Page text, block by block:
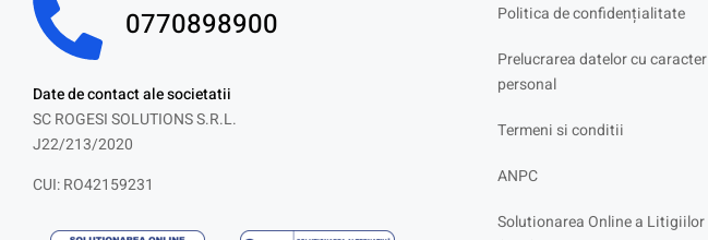
0770898900
Date de contact ale societatii
SC ROGESI SOLUTIONS S.R.L.
J22/213/2020
CUI: RO42159231
Politica de confidențialitate
Prelucrarea datelor cu caracter
personal
Termeni si conditii
ANPC
Solutionarea Online a Litigiilor